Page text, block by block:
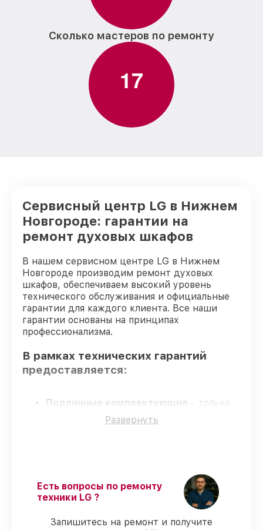
Сколько мастеров по ремонту
17
Сервисный центр LG в Нижнем
Новгороде: гарантии на
ремонт духовых шкафов
В нашем сервисном центре LG в Нижнем
Новгороде производим ремонт духовых
шкафов, обеспечиваем высокий уровень
технического обслуживания и официальные
гарантии для каждого клиента. Все наши
гарантии основаны на принципах
профессионализма.
В рамках технических гарантий
предоставляется:
Подлинные комплектующие
– только
фирменные комплектующие для сервиса
духовых шкафов.
– соблюдаем
сроки, согласованные с клиентом.
Сервис с гарантией
– обслуживание с
полным гарантийным сопровождением.
Развернуть
Есть вопросы по ремонту
техники LG ?
Запишитесь на ремонт и получите